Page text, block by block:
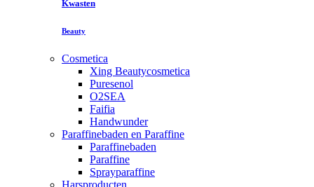
Kwasten
Beauty
Cosmetica
Xing Beautycosmetica
Puresenol
O2SEA
Faifia
Handwunder
Paraffinebaden en Paraffine
Paraffinebaden
Paraffine
Sprayparaffine
Harsproducten